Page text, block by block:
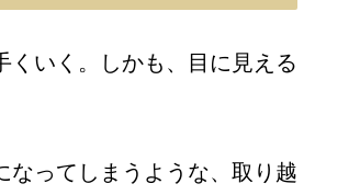
いく。しかも、目に見える
なってしまうような、取り越